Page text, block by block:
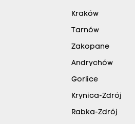
Kraków
Tarnów
Zakopane
Andrychów
Gorlice
Krynica-Zdrój
Rabka-Zdrój